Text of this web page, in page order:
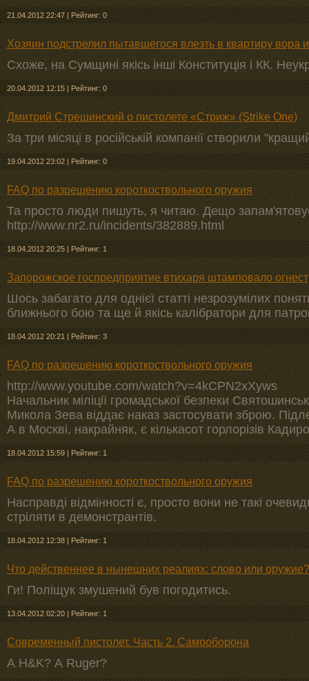
21.04.2012 22:47 | Рейтинг: 0
Хозяин подстрелил пытавшегося влезть в квартиру вора
Схоже, на Сумщині якісь інші Конституція і КК.
20.04.2012 12:15 | Рейтинг: 0
Дмитрий Стрешинский о пистолете «Стриж» (Strike One)
За три місяці в російській компанії створили
19.04.2012 23:02 | Рейтинг: 0
FAQ по разрешению короткоствольного оружия
Та просто люди пишуть, я читаю. Дещо
http://www.nr2.ru/incidents/382889.html
18.04.2012 20:25 | Рейтинг: 1
Запорожское госпредприятие втихаря штамповало
Шось забагато для однієї статті незрозумілих
ближнього бою та ще й якісь калібратори для
18.04.2012 20:21 | Рейтинг: 3
FAQ по разрешению короткоствольного оружия
http://www.youtube.com/watch?v=4kCPN2xXyws
Начальник міліції громадської безпеки
Микола Зева віддає наказ застосувати зброю.
А в Москві, накрайняк, є кількасот горлорізів
18.04.2012 15:59 | Рейтинг: 1
FAQ по разрешению короткоствольного оружия
Насправді відмінності є, просто вони не такі
стріляти в демонстрантів.
18.04.2012 12:38 | Рейтинг: 1
Что действеннее в нынешних реалиях: слово или оружие?
Ги! Поліщук змушений був погодитись.
13.04.2012 02:20 | Рейтинг: 1
Современный пистолет. Часть 2. Самооборона
А H&K? А Ruger?